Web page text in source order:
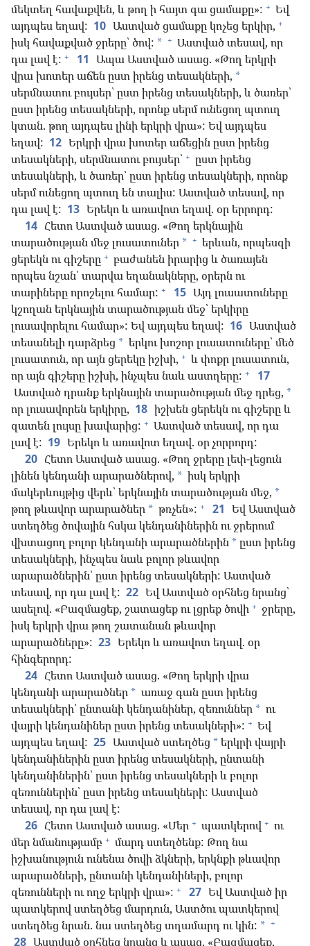
մեկտեղ հավաքվեն, և թող ի հայտ գա ցամաքը»: + Եվ
այդպես եղավ: 10 Աստված ցամաքը կոչեց երկիր, +
իսկ հավաքված ջրերը՝ ծով: * + Աստված տեսավ, որ
դա լավ է: + 11 Ապա Աստված ասաց. «Թող երկրի
վրա խոտեր աճեն ըստ իրենց տեսակների, *
սերմնատու բույսեր՝ ըստ իրենց տեսակների, և ծառեր՝
ըստ իրենց տեսակների, որոնք սերմ ունեցող պտուղ
կտան. թող այդպես լինի երկրի վրա»: Եվ այդպես
եղավ: 12 Երկրի վրա խոտեր աճեցին ըստ իրենց
տեսակների, սերմնատու բույսեր՝ + ըստ իրենց
տեսակների, և ծառեր՝ ըստ իրենց տեսակների, որոնք
սերմ ունեցող պտուղ են տալիս: Աստված տեսավ, որ
դա լավ է: 13 Երեկո և առավոտ եղավ. օր երրորդ:
14 Հետո Աստված ասաց. «Թող երկնային
տարածության մեջ լուսատուներ * + երևան, որպեսզի
ցերեկն ու գիշերը + բաժանեն իրարից և ծառայեն
որպես նշան՝ տարվա եղանակները, օրերն ու
տարիները որոշելու համար: + 15 Այդ լուսատուները
կշողան երկնային տարածության մեջ՝ երկիրը
լուսավորելու համար»: Եվ այդպես եղավ: 16 Աստված
տեսանելի դարձրեց * երկու խոշոր լուսատուները՝ մեծ
լուսատուն, որ այն ցերեկը իշխի, + և փոքր լուսատուն,
որ այն գիշերը իշխի, ինչպես նաև աստղերը: +
17
Աստված դրանք երկնային տարածության մեջ դրեց, *
որ լուսավորեն երկիրը, 18 իշխեն ցերեկն ու գիշերը և
զատեն լույսը խավարից: + Աստված տեսավ, որ դա
լավ է: 19 Երեկո և առավոտ եղավ. օր չորրորդ:
20 Հետո Աստված ասաց. «Թող ջրերը լեփ-լեցուն
լինեն կենդանի արարածներով, * իսկ երկրի
մակերևույթից վերև՝ երկնային տարածության մեջ, *
թող թևավոր արարածներ * թռչեն»: + 21 Եվ Աստված
ստեղծեց ծովային հսկա կենդանիներին ու ջրերում
վխտացող բոլոր կենդանի արարածներին *ըստ իրենց
տեսակների, ինչպես նաև բոլոր թևավոր
արարածներին՝ ըստ իրենց տեսակների: Աստված
տեսավ, որ դա լավ է: 22 Եվ Աստված օրհնեց նրանց՝
ասելով. «Բազմացեք, շատացեք ու լցրեք ծովի + ջրերը,
իսկ երկրի վրա թող շատանան թևավոր
արարածները»: 23 Երեկո և առավոտ եղավ. օր
հինգերորդ:
24 Հետո Աստված ասաց. «Թող երկրի վրա
կենդանի արարածներ * առաջ գան ըստ իրենց
տեսակների՝ ընտանի կենդանիներ, զեռուններ * ու
վայրի կենդանիներ ըստ իրենց տեսակների»: + Եվ
այդպես եղավ: 25 Աստված ստեղծեց *երկրի վայրի
կենդանիներին ըստ իրենց տեսակների, ընտանի
կենդանիներին՝ ըստ իրենց տեսակների և բոլոր
զեռուններին՝ ըստ իրենց տեսակների: Աստված
տեսավ, որ դա լավ է:
26 Հետո Աստված ասաց. «Մեր + պատկերով + ու
մեր նմանությամբ + մարդ ստեղծենք: Թող նա
իշխանություն ունենա ծովի ձկների, երկնքի թևավոր
արարածների, ընտանի կենդանիների, բոլոր
զեռունների ու ողջ երկրի վրա»: + 27 Եվ Աստված իր
պատկերով ստեղծեց մարդուն, Աստծու պատկերով
ստեղծեց նրան. նա ստեղծեց տղամարդ ու կին: * +
28 Աստված օրհնեց նրանց և ասաց. «Բազմացեք,